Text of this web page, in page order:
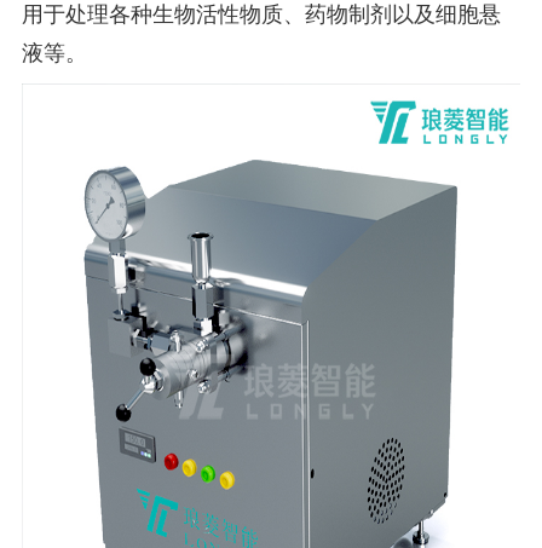
用于处理各种生物活性物质、药物制剂以及细胞悬
液等。